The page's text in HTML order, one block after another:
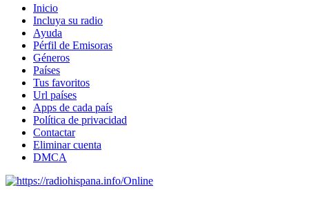
Inicio
Incluya su radio
Ayuda
Pérfil de Emisoras
Géneros
Países
Tus favoritos
Url países
Apps de cada país
Política de privacidad
Contactar
Eliminar cuenta
DMCA
Online